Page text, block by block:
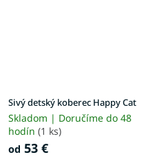
Sivý detský koberec Happy Cat
Skladom | Doručíme do 48
hodín (1 ks)
od 53 €